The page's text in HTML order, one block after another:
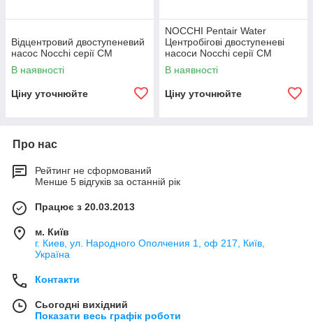
Відцентровий двоступеневий
насос Nocchi серії CM
В наявності
Ціну уточнюйте
NOCCHI Pentair Water
Центробігові двоступеневі
насоси Nocchi серії CM
В наявності
Ціну уточнюйте
Про нас
Рейтинг не сформований
Менше 5 відгуків за останній рік
Працює з 20.03.2013
м. Київ
г. Киев, ул. Народного Ополчения 1, оф 217, Київ,
Україна
Контакти
Сьогодні вихідний
Показати весь графік роботи